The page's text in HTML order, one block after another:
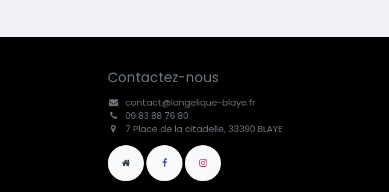
Contactez-nous
contact@langelique-blaye.fr
09 83 88 76 80
7 Place de la citadelle, 33390 BLAYE